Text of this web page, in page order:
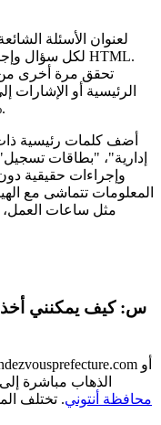
تحقق مرة أخرى من
الرئيسية أو الإشارات
تتداخل
أضف كلمات رئيسية
إدارية"، "بطاقات
وإجراءات حقيقية
المعلومات تتماشى مع
مثل ساعات العمل،
س: كيف يمكنني
الذهاب مباشرة
محافظة أنتوني. تختلف